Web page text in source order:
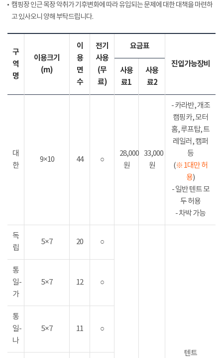
캠핑장 인근 목장 악취가 기후변화에 따라 유입되는 문제에 대한 대책을 마련하
고 있사오니 양해 부탁드립니다.
구
역
명
이용크기
(m)
이
용
면
수
전기
사용
(무
료)
요금표
진입가능장비
사용
료1
사용
료2
대
한
9×10 44 ○
28,000
원
33,000
원
- 카라반, 개조
캠핑카, 모터
홈, 루프탑, 트
레일러, 캠퍼
등
(※ 1대만 허
용)
- 일반 텐트 모
두 허용
- 차박 가능
독
립
5×7 20 ○
텐트
통
일-
가
5×7 12 ○
통
일-
나
5×7 11 ○